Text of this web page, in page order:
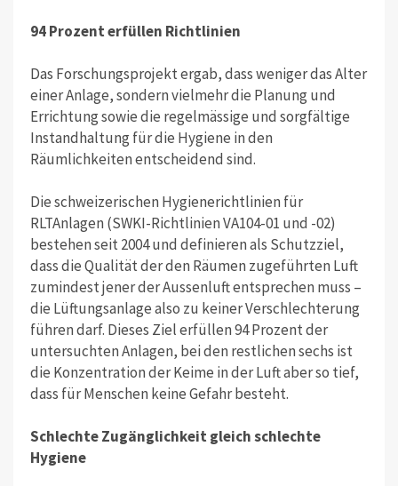
94 Prozent erfüllen Richtlinien
Das Forschungsprojekt ergab, dass weniger das Alter
einer Anlage, sondern vielmehr die Planung und
Errichtung sowie die regelmässige und sorgfältige
Instandhaltung für die Hygiene in den
Räumlichkeiten entscheidend sind.
Die schweizerischen Hygienerichtlinien für
RLTAnlagen (SWKI-Richtlinien VA104-01 und -02)
bestehen seit 2004 und definieren als Schutzziel,
dass die Qualität der den Räumen zugeführten Luft
zumindest jener der Aussenluft entsprechen muss –
die Lüftungsanlage also zu keiner Verschlechterung
führen darf. Dieses Ziel erfüllen 94 Prozent der
untersuchten Anlagen, bei den restlichen sechs ist
die Konzentration der Keime in der Luft aber so tief,
dass für Menschen keine Gefahr besteht.
Schlechte Zugänglichkeit gleich schlechte
Hygiene